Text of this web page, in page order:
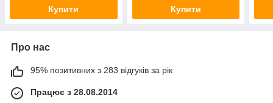
Купити Купити
Про нас
95% позитивних з 283 відгуків за рік
Працює з 28.08.2014